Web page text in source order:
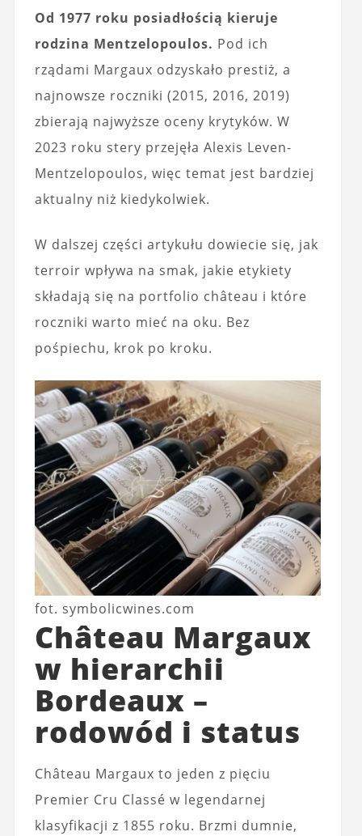
Od 1977 roku posiadłością kieruje
rodzina Mentzelopoulos. Pod ich
rządami Margaux odzyskało prestiż, a
najnowsze roczniki (2015, 2016, 2019)
zbierają najwyższe oceny krytyków. W
2023 roku stery przejęła Alexis Leven-
Mentzelopoulos, więc temat jest bardziej
aktualny niż kiedykolwiek.
W dalszej części artykułu dowiecie się, jak
terroir wpływa na smak, jakie etykiety
składają się na portfolio château i które
roczniki warto mieć na oku. Bez
pośpiechu, krok po kroku.
fot. symbolicwines.com
Château Margaux
w hierarchii
Bordeaux –
rodowód i status
Château Margaux to jeden z pięciu
Premier Cru Classé w legendarnej
klasyfikacji z 1855 roku. Brzmi dumnie,